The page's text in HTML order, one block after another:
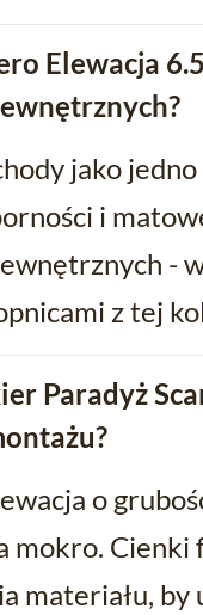
Elewacja
jako
i
-
z tej
Paradyż
o
mokro. Cienki
materiału,